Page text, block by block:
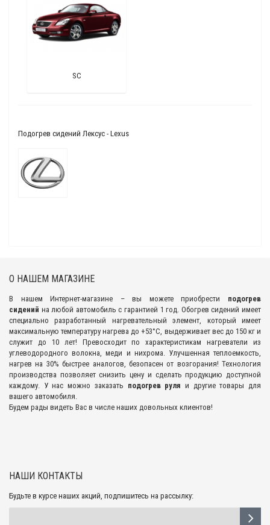
SC
Подогрев сидений Лексус - Lexus
О НАШЕМ МАГАЗИНЕ
В нашем Интернет-магазине – вы можете приобрести подогрев
сидений на любой автомобиль с гарантией 1 год. Обогрев сидений имеет
специально разработанный нагревательный элемент, который имеет
максимальную температуру нагрева до +53°С, выдерживает вес до 150 кг и
служит до 10 лет! Превосходит по характеристикам нагреватели из
углеводородного волокна, меди и нихрома. Улучшенная теплоемкость,
нагрев на 30% быстрее аналогов, безопасен от возгорания! Технология
производства позволяет снизить цену и сделать продукцию доступной
каждому. У нас можно заказать подогрев руля и другие товары для
вашего автомобиля.
Будем рады видеть Вас в числе наших довольных клиентов!
НАШИ КОНТАКТЫ
Будьте в курсе наших акций, подпишитесь на рассылку: